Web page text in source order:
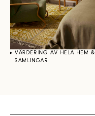
VÄRDERING AV HELA HEM &
SAMLINGAR